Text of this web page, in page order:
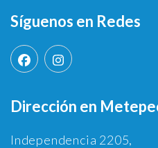
Síguenos en Redes
Dirección en
Independencia 2205,